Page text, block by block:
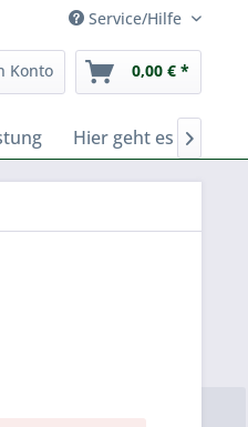
Service/Hilfe
Konto 0,00 € *
Hier geht es zu
